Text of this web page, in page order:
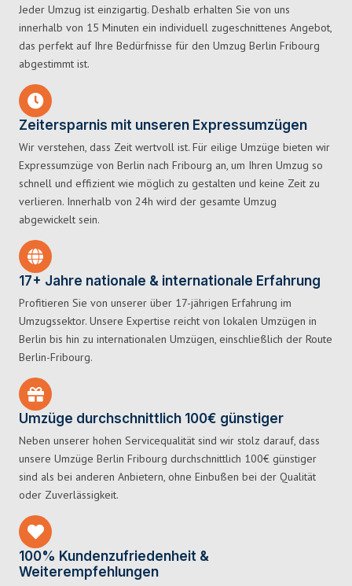
Jeder Umzug ist einzigartig. Deshalb erhalten Sie von uns
innerhalb von 15 Minuten ein individuell zugeschnittenes Angebot,
das perfekt auf Ihre Bedürfnisse für den Umzug Berlin Fribourg
abgestimmt ist.
Zeitersparnis mit unseren Expressumzügen
Wir verstehen, dass Zeit wertvoll ist. Für eilige Umzüge bieten wir
Expressumzüge von Berlin nach Fribourg an, um Ihren Umzug so
schnell und effizient wie möglich zu gestalten und keine Zeit zu
verlieren. Innerhalb von 24h wird der gesamte Umzug
abgewickelt sein.
17+ Jahre nationale & internationale Erfahrung
Profitieren Sie von unserer über 17-jährigen Erfahrung im
Umzugssektor. Unsere Expertise reicht von lokalen Umzügen in
Berlin bis hin zu internationalen Umzügen, einschließlich der Route
Berlin-Fribourg.
Umzüge durchschnittlich 100€ günstiger
Neben unserer hohen Servicequalität sind wir stolz darauf, dass
unsere Umzüge Berlin Fribourg durchschnittlich 100€ günstiger
sind als bei anderen Anbietern, ohne Einbußen bei der Qualität
oder Zuverlässigkeit.
100% Kundenzufriedenheit &
Weiterempfehlungen